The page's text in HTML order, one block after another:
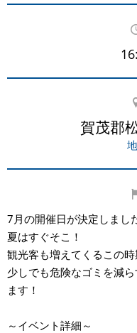
賀茂郡
7月の開催日が決定しまし
夏はすぐそこ！
観光客も増えてくるこの時
少しでも危険なゴミを減
ます！
～イベント詳細～